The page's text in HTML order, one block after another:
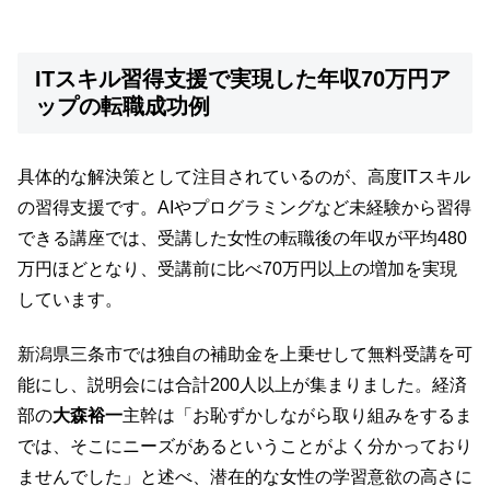
ITスキル習得支援で実現した年収70万円ア
ップの転職成功例
具体的な解決策として注目されているのが、高度ITスキル
の習得支援です。AIやプログラミングなど未経験から習得
できる講座では、受講した女性の転職後の年収が平均480
万円ほどとなり、受講前に比べ70万円以上の増加を実現
しています。
新潟県三条市では独自の補助金を上乗せして無料受講を可
能にし、説明会には合計200人以上が集まりました。経済
部の大森裕一主幹は「お恥ずかしながら取り組みをするま
では、そこにニーズがあるということがよく分かっており
ませんでした」と述べ、潜在的な女性の学習意欲の高さに